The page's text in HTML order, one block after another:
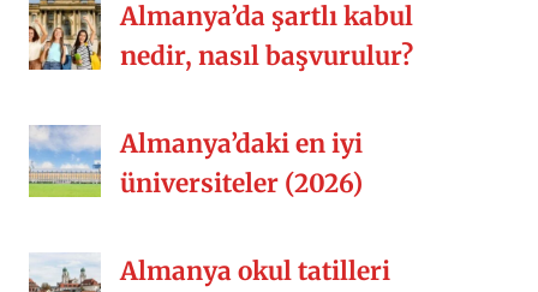
Almanya’da şartlı kabul
nedir, nasıl başvurulur?
Almanya’daki en iyi
üniversiteler (2026)
Almanya okul tatilleri